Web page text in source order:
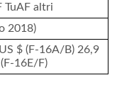
TuAF altri
2018)
$ (F-16A/B) 26,9
16E/F)